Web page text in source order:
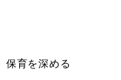
保育を深める